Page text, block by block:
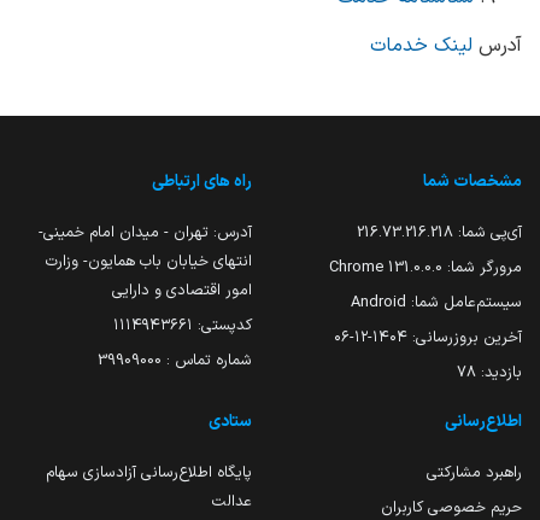
آدرس لینک خدمات
مشخصات شما
آی‌پی شما: 216.73.216.218
مرورگر شما: 131.0.0.0 Chrome
سیستم‌عامل شما: Android
آخرین بروزرسانی: ۱۴۰۴-۱۲-۰۶
بازدید: 78
راه های ارتباطی
آدرس: تهران - میدان امام خمینی-
انتهای خیابان باب همایون- وزارت
امور اقتصادی و دارایی
کدپستی: ۱۱۱۴۹۴۳۶۶۱
شماره تماس : 39909000
اطلاع‌رسانی
راهبرد مشارکتی
حریم خصوصی کاربران
ستادی
پایگاه اطلاع‌رسانی آزادسازی سهام
عدالت